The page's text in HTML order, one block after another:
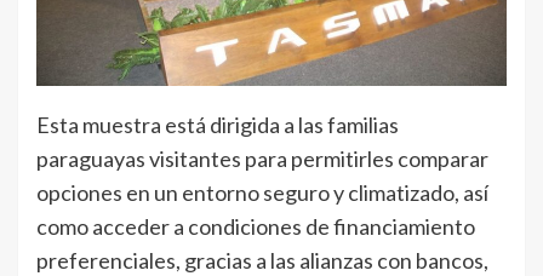
Esta muestra está dirigida a las familias
paraguayas visitantes para permitirles comparar
opciones en un entorno seguro y climatizado, así
como acceder a condiciones de financiamiento
preferenciales, gracias a las alianzas con bancos,